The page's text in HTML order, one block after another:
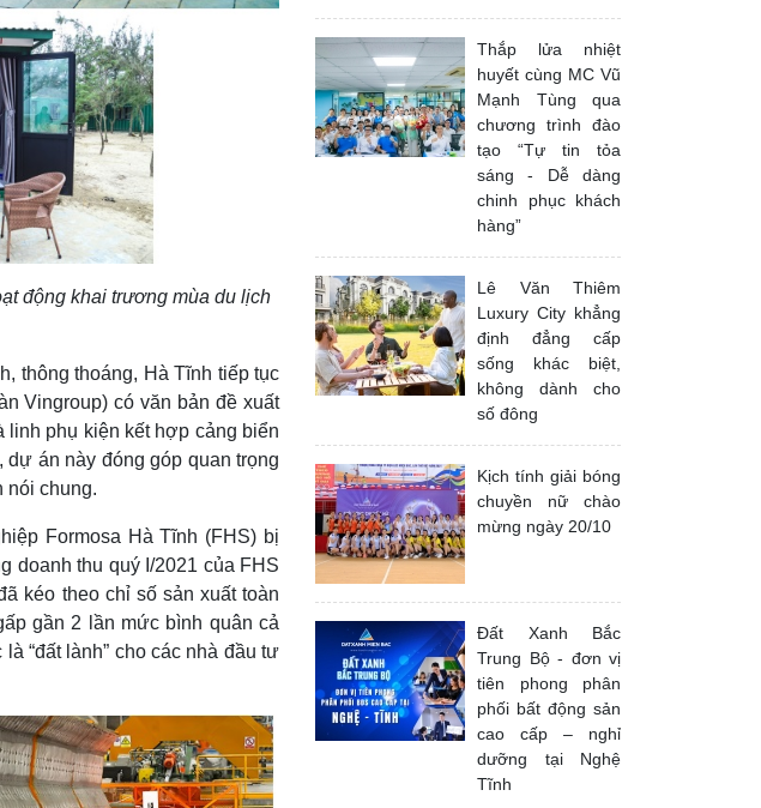
động khai trương mùa du lịch
thông thoáng, Hà Tĩnh tiếp tục
Vingroup) có văn bản đề xuất
linh phụ kiện kết hợp cảng biển
án này đóng góp quan trọng
nói chung.
Formosa Hà Tĩnh (FHS) bị
doanh thu quý I/2021 của FHS
kéo theo chỉ số sản xuất toàn
gần 2 lần mức bình quân cả
“đất lành” cho các nhà đầu tư
Thắp lửa nhiệt
huyết cùng MC Vũ
Mạnh Tùng qua
chương trình đào
tạo “Tự tin tỏa
sáng - Dễ dàng
chinh phục khách
hàng”
Lê Văn Thiêm
Luxury City khẳng
định đẳng cấp
sống khác biệt,
không dành cho
số đông
Kịch tính giải bóng
chuyền nữ chào
mừng ngày 20/10
Đất Xanh Bắc
Trung Bộ - đơn vị
tiên phong phân
phối bất động sản
cao cấp – nghỉ
dưỡng tại Nghệ
Tĩnh